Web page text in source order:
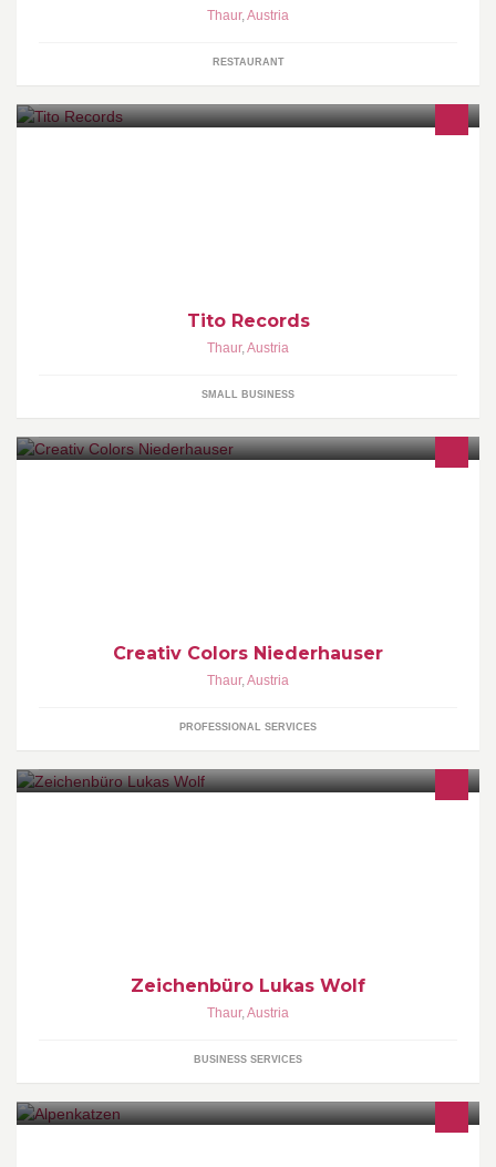
Thaur,Austria
RESTAURANT
Tito Records
Thaur,Austria
SMALL BUSINESS
Creativ Colors Niederhauser
Thaur,Austria
PROFESSIONAL SERVICES
Zeichenbüro Lukas Wolf
Thaur,Austria
BUSINESS SERVICES